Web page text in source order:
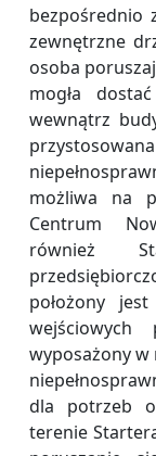
bezpośrednio
zewnętrzne
osoba
mogła
wewnątrz
możliwa na
Centrum
również
położony
wyposażony w
dla potrzeb
terenie